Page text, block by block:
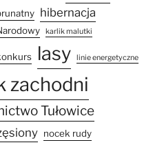
hibernacja
karlik malutki
lasy linie energetyczne
zachodni
Tułowice
nocek rudy